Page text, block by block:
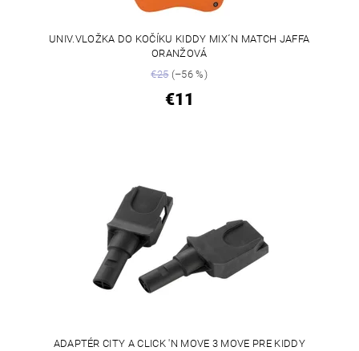
UNIV.VLOŽKA DO KOČÍKU KIDDY MIX´N MATCH JAFFA
ORANŽOVÁ
€25(–56 %)
€11
ADAPTÉR CITY A CLICK 'N MOVE 3 MOVE PRE KIDDY